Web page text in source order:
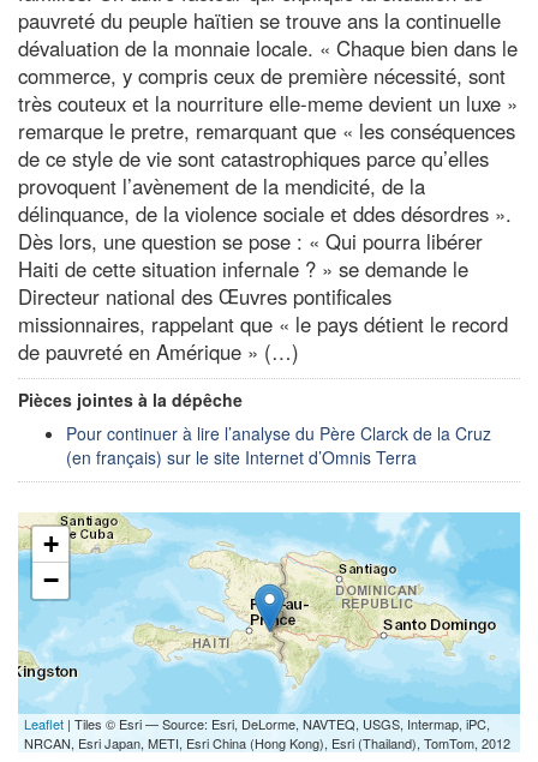
pauvreté du peuple haïtien se trouve ans la continuelle
dévaluation de la monnaie locale. « Chaque bien dans le
commerce, y compris ceux de première nécessité, sont
très couteux et la nourriture elle-meme devient un luxe »
remarque le pretre, remarquant que « les conséquences
de ce style de vie sont catastrophiques parce qu’elles
provoquent l’avènement de la mendicité, de la
délinquance, de la violence sociale et ddes désordres ».
Dès lors, une question se pose : « Qui pourra libérer
Haiti de cette situation infernale ? » se demande le
Directeur national des Œuvres pontificales
missionnaires, rappelant que « le pays détient le record
de pauvreté en Amérique » (…)
Pièces jointes à la dépêche
Pour continuer à lire l’analyse du Père Clarck de la Cruz
(en français) sur le site Internet d’Omnis Terra
+
−
Leaflet | Tiles © Esri — Source: Esri, DeLorme, NAVTEQ, USGS, Intermap, iPC,
NRCAN, Esri Japan, METI, Esri China (Hong Kong), Esri (Thailand), TomTom, 2012